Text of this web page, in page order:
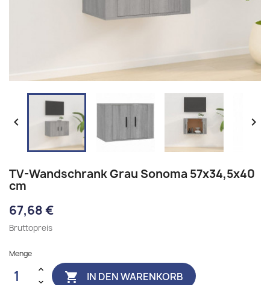
 
TV-Wandschrank Grau Sonoma 57x34,5x40
cm
67,68 €
Bruttopreis
Menge
 IN DEN WARENKORB